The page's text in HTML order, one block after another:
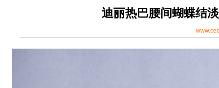
迪丽热巴腰间蝴蝶结